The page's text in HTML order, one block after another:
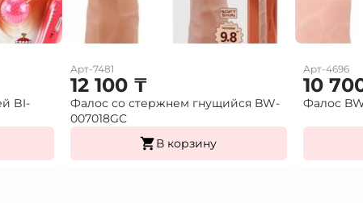
BI-
Арт-7481
12 100 ₸
Фалос со стержнем гнущийся BW-
007018GС
В корзину
Арт-4696
10
Фалос